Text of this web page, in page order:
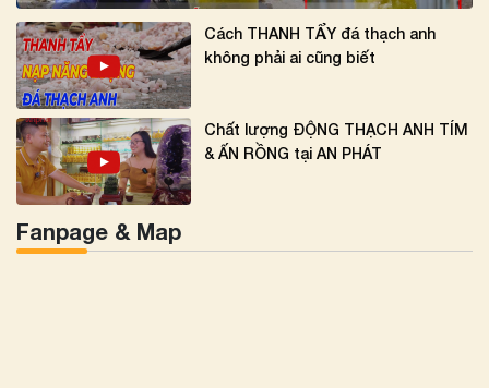
Cách THANH TẨY đá thạch anh
không phải ai cũng biết
Chất lượng ĐỘNG THẠCH ANH TÍM
& ẤN RỒNG tại AN PHÁT
Fanpage & Map